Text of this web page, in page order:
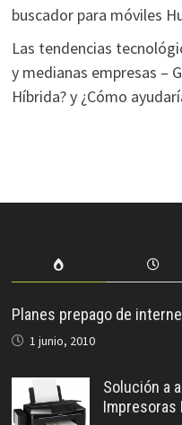
buscador para móviles
Las tendencias
y medianas empresas –
Híbrida? y ¿Cómo
Planes prepago de
1 junio, 2010
Solución a
Impresoras